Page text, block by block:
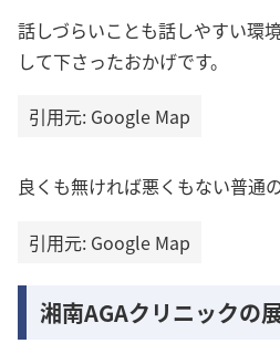
話しづらいことも話しやすい環
して下さったおかげです。
引用元: Google Map
良くも無ければ悪くもない普通
引用元: Google Map
湘南AGAクリニックの